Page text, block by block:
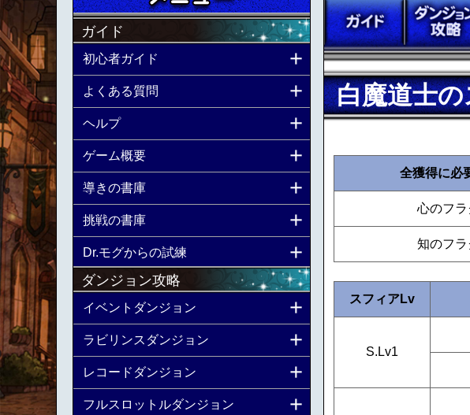
白魔道士
全獲得に必
心のフ
知のフ
スフィアLv
S.Lv1
ガイド
初心者ガイド
よくある質問
ヘルプ
ゲーム概要
導きの書庫
挑戦の書庫
Dr.モグからの試練
ダンジョン攻略
イベントダンジョン
ラビリンスダンジョン
レコードダンジョン
フルスロットルダンジョン